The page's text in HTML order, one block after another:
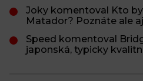
Joky komentoval Kto
Matador? Poznáte ale
Speed komentoval
japonská, typicky